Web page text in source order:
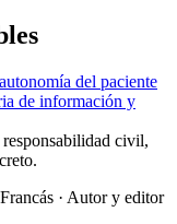
del paciente
de información y
civil,
· Autor y editor